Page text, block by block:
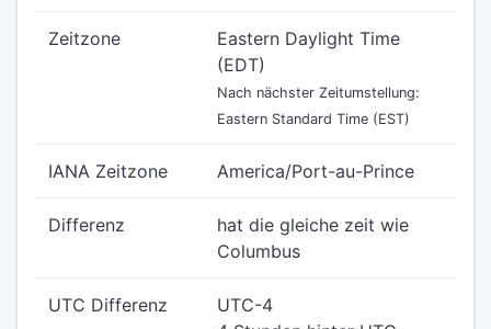
Zeitzone
Eastern Daylight Time
(EDT)
Nach nächster Zeitumstellung:
Eastern Standard Time (EST)
IANA Zeitzone America/Port-au-Prince
Differenz
hat die gleiche zeit wie
Columbus
UTC Differenz
UTC-4